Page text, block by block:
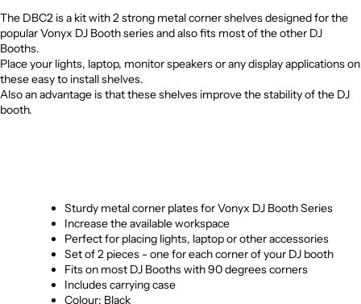
The DBC2 is a kit with 2 strong metal corner shelves designed for the
popular Vonyx DJ Booth series and also fits most of the other DJ
Booths.
Place your lights, laptop, monitor speakers or any display applications on
these easy to install shelves.
Also an advantage is that these shelves improve the stability of the DJ
booth.
Sturdy metal corner plates for Vonyx DJ Booth Series
Increase the available workspace
Perfect for placing lights, laptop or other accessories
Set of 2 pieces - one for each corner of your DJ booth
Fits on most DJ Booths with 90 degrees corners
Includes carrying case
Colour: Black